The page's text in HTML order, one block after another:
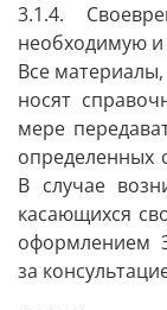
3.1.4.
необходимую
Все
носят
мере
определенных
В случае
касающихся
оформлением
за